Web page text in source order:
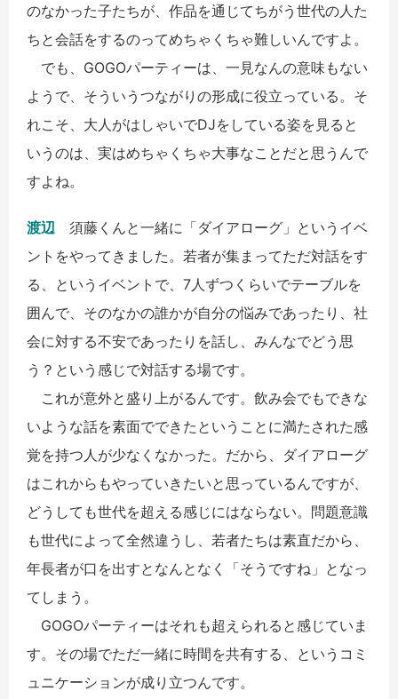
のなかった子たちが、作品を通じてちがう世代の人た
ちと会話をするのってめちゃくちゃ難しいんですよ。
でも、GOGOパーティーは、一見なんの意味もない
ようで、そういうつながりの形成に役立っている。そ
れこそ、大人がはしゃいでDJをしている姿を見ると
いうのは、実はめちゃくちゃ大事なことだと思うんで
すよね。
渡辺 須藤くんと一緒に「ダイアローグ」というイベ
ントをやってきました。若者が集まってただ対話をす
る、というイベントで、7人ずつくらいでテーブルを
囲んで、そのなかの誰かが自分の悩みであったり、社
会に対する不安であったりを話し、みんなでどう思
う？という感じで対話する場です。
これが意外と盛り上がるんです。飲み会でもできな
いような話を素面でできたということに満たされた感
覚を持つ人が少なくなかった。だから、ダイアローグ
はこれからもやっていきたいと思っているんですが、
どうしても世代を超える感じにはならない。問題意識
も世代によって全然違うし、若者たちは素直だから、
年長者が口を出すとなんとなく「そうですね」となっ
てしまう。
GOGOパーティーはそれも超えられると感じていま
す。その場でただ一緒に時間を共有する、というコミ
ュニケーションが成り立つんです。